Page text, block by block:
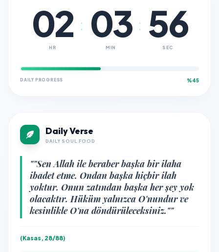
02
HR
: 03
MIN
: 56
SEC
DAILY PROGRESS %45
Daily Verse
DAILY SOUL FOOD
""Sen Allah ile beraber başka bir ilaha
ibadet etme. Ondan başka hiçbir ilah
yoktur. Onun zatından başka her şey yok
olacaktır. Hüküm yalnızca O'nundur ve
kesinlikle O'na döndürüleceksiniz.""
(Kasas, 28/88)